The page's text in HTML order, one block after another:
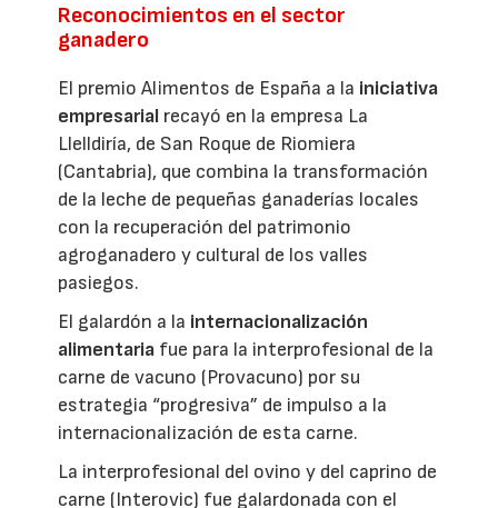
Reconocimientos en el sector
ganadero
El premio Alimentos de España a la iniciativa
empresarial recayó en la empresa La
Llelldiría, de San Roque de Riomiera
(Cantabria), que combina la transformación
de la leche de pequeñas ganaderías locales
con la recuperación del patrimonio
agroganadero y cultural de los valles
pasiegos.
El galardón a la internacionalización
alimentaria fue para la interprofesional de la
carne de vacuno (Provacuno) por su
estrategia “progresiva” de impulso a la
internacionalización de esta carne.
La interprofesional del ovino y del caprino de
carne (Interovic) fue galardonada con el